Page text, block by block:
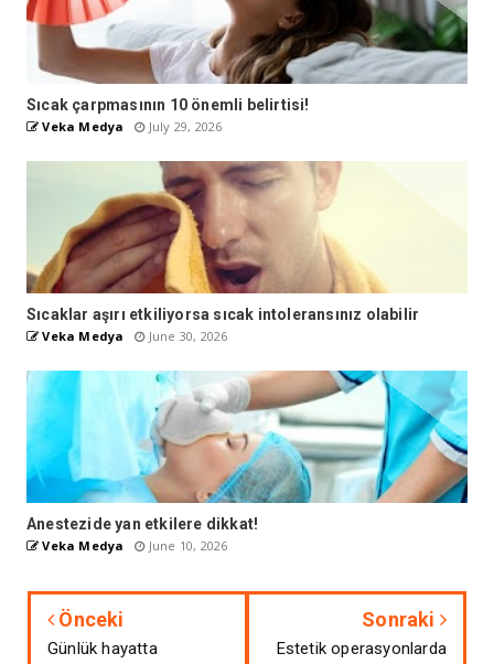
Sıcak çarpmasının 10 önemli belirtisi!
Veka Medya July 29, 2026
Sıcaklar aşırı etkiliyorsa sıcak intoleransınız olabilir
Veka Medya June 30, 2026
Anestezide yan etkilere dikkat!
Veka Medya June 10, 2026
Önceki
Günlük hayatta
Sonraki
Estetik operasyonlarda